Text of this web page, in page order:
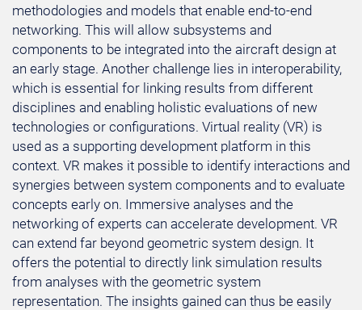
methodologies and models that enable end-to-end
networking. This will allow subsystems and
components to be integrated into the aircraft design at
an early stage. Another challenge lies in interoperability,
which is essential for linking results from different
disciplines and enabling holistic evaluations of new
technologies or configurations. Virtual reality (VR) is
used as a supporting development platform in this
context. VR makes it possible to identify interactions and
synergies between system components and to evaluate
concepts early on. Immersive analyses and the
networking of experts can accelerate development. VR
can extend far beyond geometric system design. It
offers the potential to directly link simulation results
from analyses with the geometric system
representation. The insights gained can thus be easily